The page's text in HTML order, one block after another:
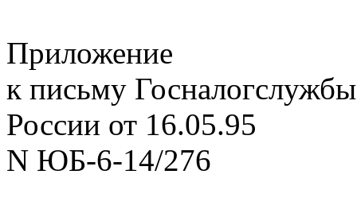
Приложение
к письму Госналогслужбы
России от 16.05.95
N ЮБ-6-14/276